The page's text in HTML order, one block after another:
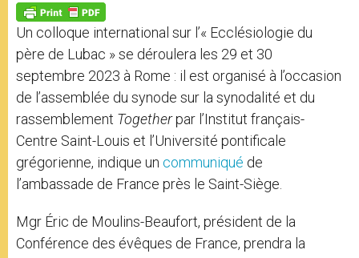
p
p
g
e
r
o
k
Un colloque international sur l’« Ecclésiologie du
père de Lubac » se déroulera les 29 et 30
septembre 2023 à Rome : il est organisé à l’occasion
de l’assemblée du synode sur la synodalité et du
rassemblement Togetherpar l’Institut français-
Centre Saint-Louis et l’Université pontificale
grégorienne, indique un communiqué de
l’ambassade de France près le Saint-Siège.
Mgr Éric de Moulins-Beaufort, président de la
Conférence des évêques de France, prendra la